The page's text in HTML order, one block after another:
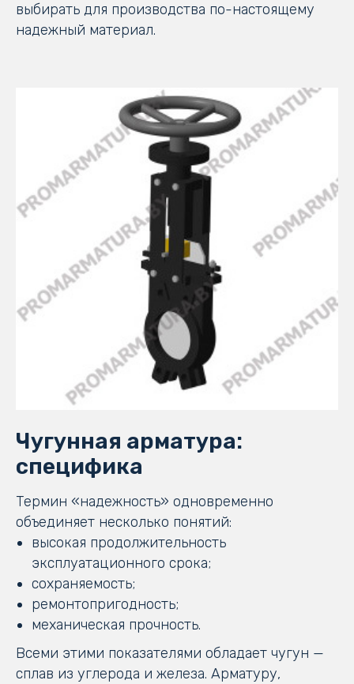
выбирать для производства по-настоящему
надежный материал.
Чугунная арматура:
специфика
Термин «надежность» одновременно
объединяет несколько понятий:
высокая продолжительность
эксплуатационного срока;
сохраняемость;
ремонтопригодность;
механическая прочность.
Всеми этими показателями обладает чугун —
сплав из углерода и железа. Арматуру,